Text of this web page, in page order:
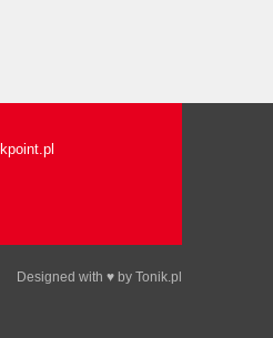
Designed with ♥ by Tonik.pl